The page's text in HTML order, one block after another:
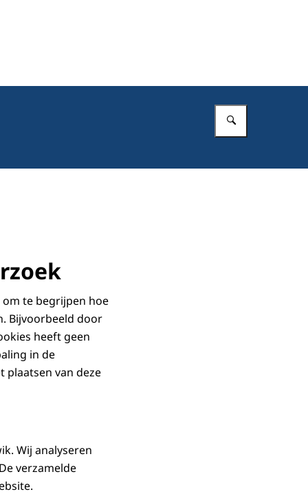
te begrijpen hoe
Bijvoorbeeld door
heeft geen
in de
plaatsen van deze
Wij analyseren
verzamelde